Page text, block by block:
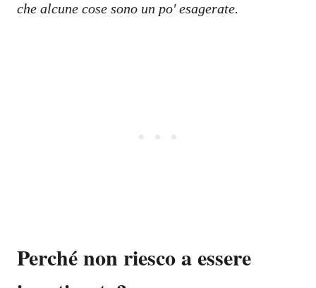
che alcune cose sono un po' esagerate.
Perché non riesco a essere